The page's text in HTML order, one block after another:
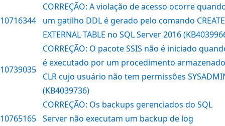
10716344
CORREÇÃO: A violação de acesso ocorre
um gatilho DDL é gerado pelo comando CREATE
EXTERNAL TABLE no SQL Server 2016
10739035
CORREÇÃO: O pacote SSIS não é iniciado
é executado por um procedimento armazenado
CLR cujo usuário não tem permissões
(KB4039736)
10765165
CORREÇÃO: Os backups gerenciados do SQL
Server não executam um backup de log